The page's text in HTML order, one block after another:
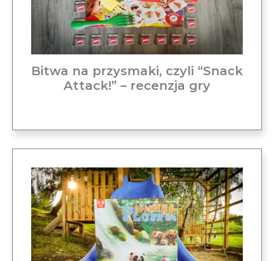
Bitwa na przysmaki, czyli “Snack
Attack!” – recenzja gry